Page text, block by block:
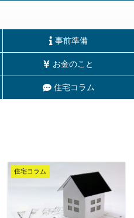
事前準備
お金のこと
住宅コラム
住宅コラム